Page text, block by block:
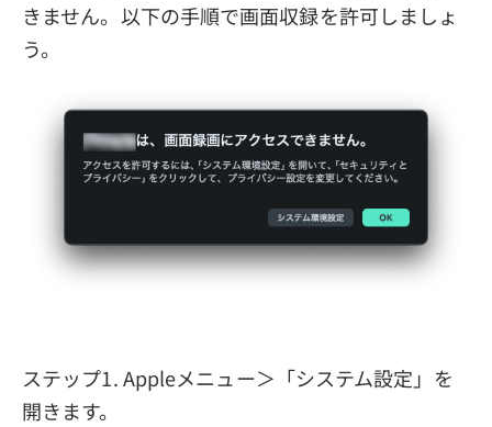
きません。以下の手順で画面収録を許可しましょ
う。
ステップ1. Appleメニュー＞「システム設定」を
開きます。